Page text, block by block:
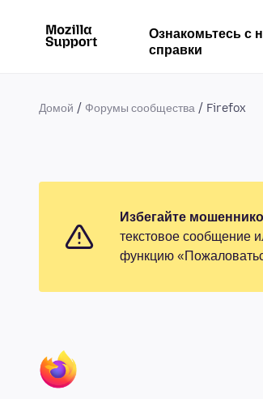
Ознакомьтесь с
справки
Домой Форумы сообщества Firefox
Избегайте
текстовое сообщение
функцию